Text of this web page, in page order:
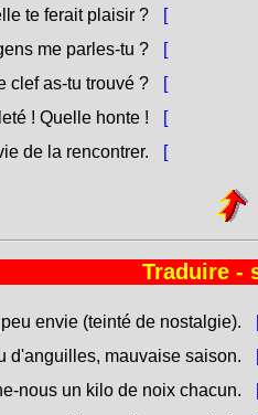
te ferait plaisir ?
[
me parles-tu ?
[
clef as-tu trouvé ?
[
! Quelle honte !
[
de la rencontrer.
[
Traduire -
envie (teinté de nostalgie).
d'anguilles, mauvaise saison.
nous un kilo de noix chacun.